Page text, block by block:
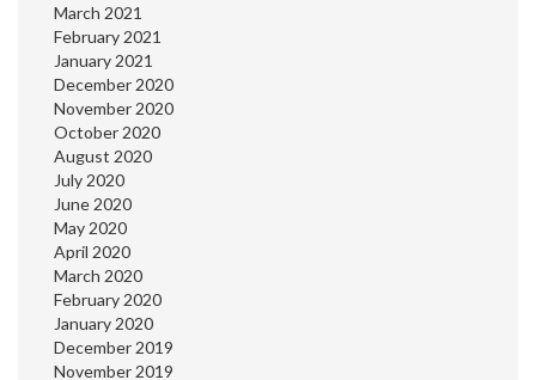
March 2021
February 2021
January 2021
December 2020
November 2020
October 2020
August 2020
July 2020
June 2020
May 2020
April 2020
March 2020
February 2020
January 2020
December 2019
November 2019